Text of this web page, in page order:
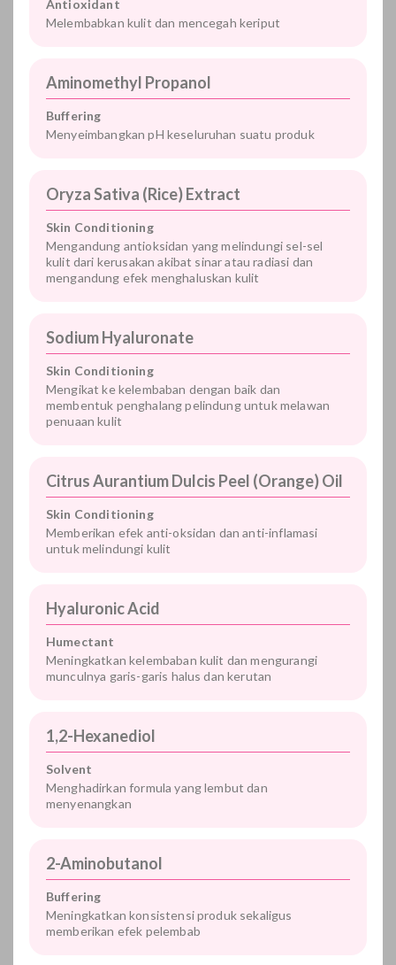
Antioxidant
Melembabkan kulit dan mencegah keriput
Aminomethyl Propanol
Buffering
Menyeimbangkan pH keseluruhan suatu produk
Oryza Sativa (Rice) Extract
Skin Conditioning
Mengandung antioksidan yang melindungi sel-sel
kulit dari kerusakan akibat sinar atau radiasi dan
mengandung efek menghaluskan kulit
Sodium Hyaluronate
Skin Conditioning
Mengikat ke kelembaban dengan baik dan
membentuk penghalang pelindung untuk melawan
penuaan kulit
Citrus Aurantium Dulcis Peel (Orange) Oil
Skin Conditioning
Memberikan efek anti-oksidan dan anti-inflamasi
untuk melindungi kulit
Hyaluronic Acid
Humectant
Meningkatkan kelembaban kulit dan mengurangi
munculnya garis-garis halus dan kerutan
1,2-Hexanediol
Solvent
Menghadirkan formula yang lembut dan
menyenangkan
2-Aminobutanol
Buffering
Meningkatkan konsistensi produk sekaligus
memberikan efek pelembab